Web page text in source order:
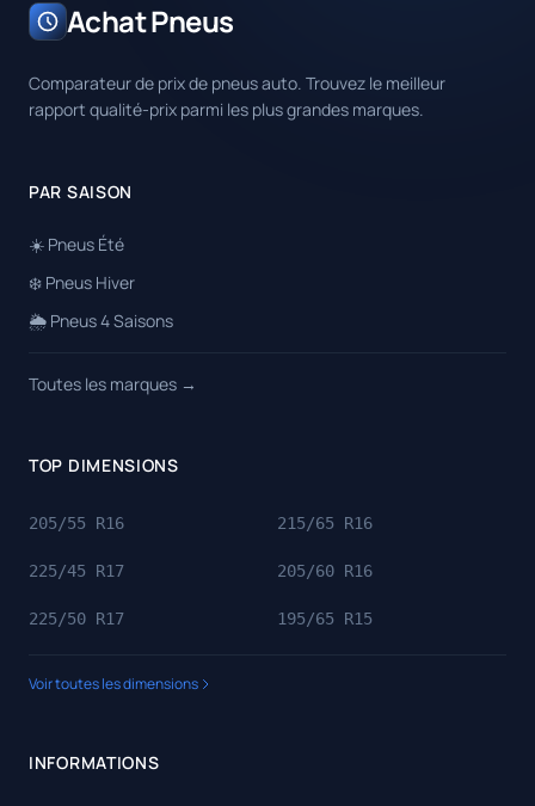
Achat Pneus
Comparateur de prix de pneus auto. Trouvez le meilleur
rapport qualité-prix parmi les plus grandes marques.
PAR SAISON
☀️ Pneus Été
❄️ Pneus Hiver
🌦️ Pneus 4 Saisons
Toutes les marques →
TOP DIMENSIONS
205/55 R16 215/65 R16
225/45 R17 205/60 R16
225/50 R17 195/65 R15
Voir toutes les dimensions
INFORMATIONS